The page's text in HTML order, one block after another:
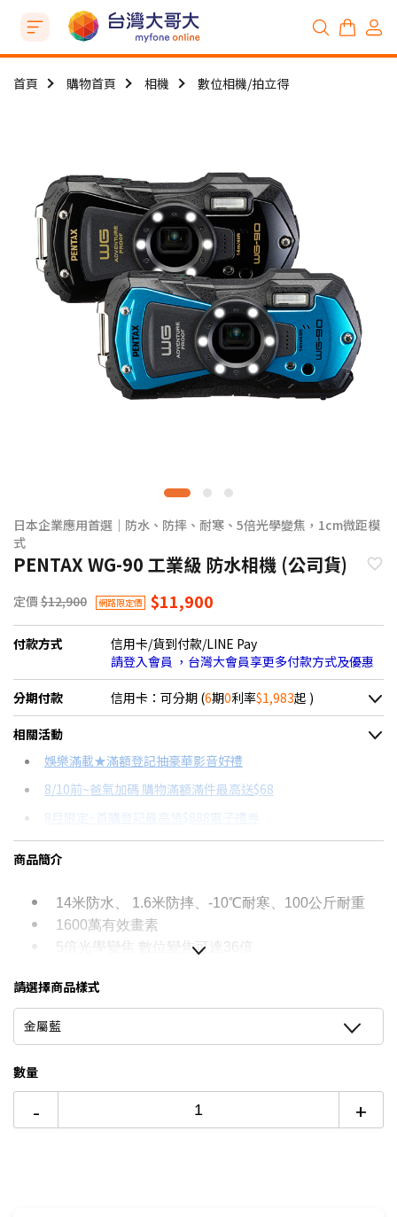
首頁 購物首頁 相機 數位相機/拍立得
日本企業應用首選｜防水、防摔、耐寒、5倍光學變焦，1cm微距模
式
PENTAX WG-90 工業級 防水相機 (公司貨)
定價 $12,900 網路限定價 $11,900
付款方式
信用卡/貨到付款/LINE Pay
請登入會員 ，台灣大會員享更多付款方式及優惠
分期付款 信用卡：可分期 (6期0利率$1,983起 )
＊實際可分期數、適用利率，請以購物車顯示為主
信用卡分期
分期數
6期 0利率
6期
12期
每期金額
$2,122
$1,061
配合銀行/業者
18家銀行/業者
相關活動
娛樂滿載★滿額登記抽豪華影音好禮
8/10前~爸氣加碼 購物滿額滿件最高送$68
8月限定~首購登記最高領$888電子禮券
台灣大哥大Open Possible聯名卡滿額最高回饋25%
商品簡介
14米防水、 1.6米防摔、-10℃耐寒、100公斤耐重
1600萬有效畫素
5倍光學變焦 數位變焦可達36倍
日本企業應用首選
請選擇商品樣式
金屬藍
數量
- +